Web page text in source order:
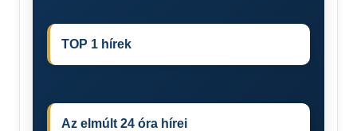
TOP 1 hírek
Az elmúlt 24 óra hírei